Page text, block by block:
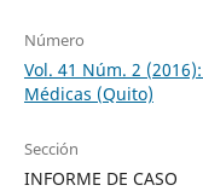
Número
Vol. 41 Núm. 2
Médicas (Quito)
Sección
INFORME DE CASO